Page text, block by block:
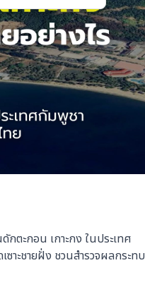
ตะกอน เกาะกง ในประเทศ
ซาะชายฝั่ง ชวนสำรวจผลกระทบ